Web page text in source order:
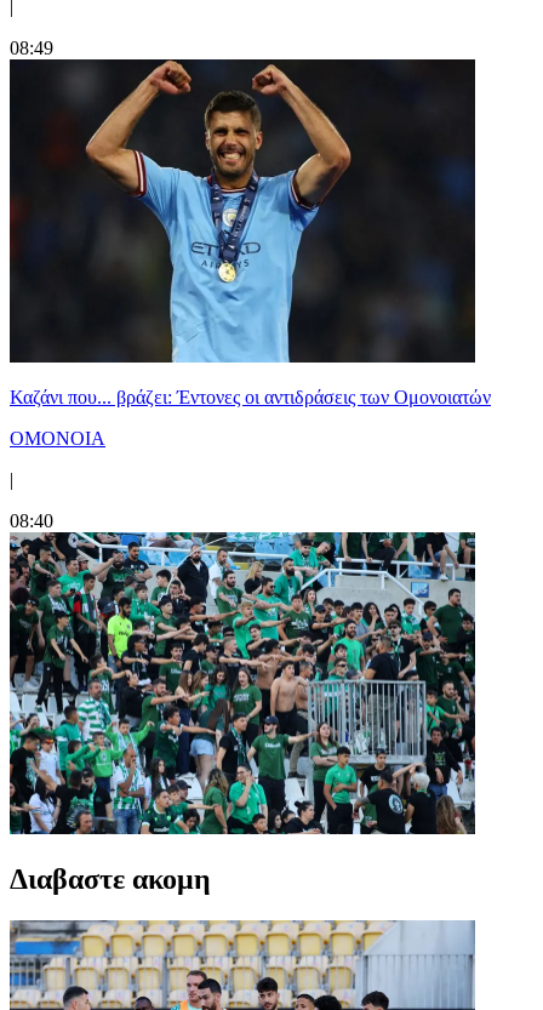
08:49
Καζάνι που... βράζει: Έντονες οι αντιδράσεις των Ομονοιατών
ΟΜΟΝΟΙΑ
|
08:40
Διαβαστε ακομη